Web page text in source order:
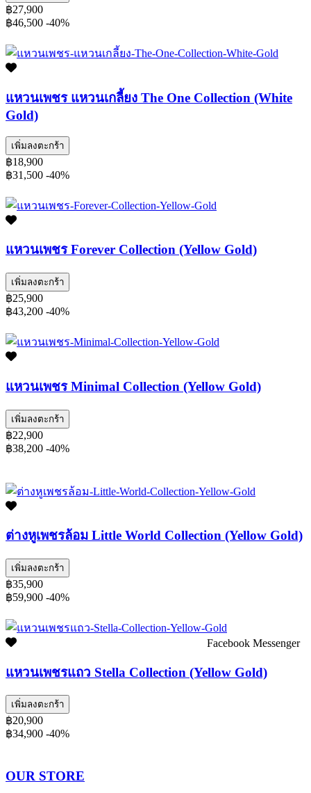
฿27,900
฿46,500 -40%
แหวนเพชร แหวนเกลี้ยง The One Collection (White
Gold)
เพิ่มลงตะกร้า
฿18,900
฿31,500 -40%
แหวนเพชร Forever Collection (Yellow Gold)
เพิ่มลงตะกร้า
฿25,900
฿43,200 -40%
แหวนเพชร Minimal Collection (Yellow Gold)
เพิ่มลงตะกร้า
฿22,900
฿38,200 -40%
ต่างหูเพชรล้อม Little World Collection (Yellow Gold)
เพิ่มลงตะกร้า
฿35,900
฿59,900 -40%
แหวนเพชรแถว Stella Collection (Yellow Gold)
เพิ่มลงตะกร้า
฿20,900
฿34,900 -40%
OUR STORE
Facebook Messenger